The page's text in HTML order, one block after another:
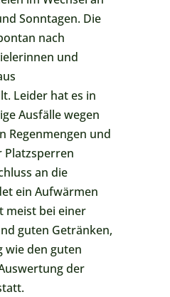
Sonntagen. Die
nach
und
Leider hat es in
Ausfälle wegen
Regenmengen und
Platzsperren
an die
ein Aufwärmen
meist bei einer
guten Getränken,
wie den guten
der